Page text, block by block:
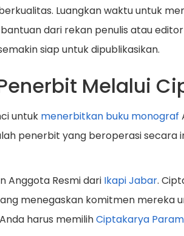
Luangkan waktu untuk
dari rekan penulis atau
siap untuk dipublikasikan.
Melalui
untuk menerbitkan buku monograf
penerbit yang beroperasi
Anggota Resmi dari Ikapi Jabar.
menegaskan komitmen
harus memilihCiptakarya